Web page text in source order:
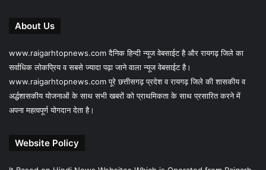
About Us
www.raigarhtopnews.com दैनिक हिन्दी न्यूज वेबसाईट है और रायगढ़ जिले का
सर्वाधिक लोकप्रिय व सबसे ज्यादा पढ़ा जाने वाला न्यूज वेबसाईट है।
www.raigarhtopnews.com पूरे छत्तीसगढ़ प्रदेश व रायगढ़ जिले की शासकीय व
अर्द्धशासकीय योजनाओं के साथ सभी खबरों को प्राथमिकता के साथ प्रसारित करने में
अपना महत्वपूर्ण योगदान देता है।
Website Policy